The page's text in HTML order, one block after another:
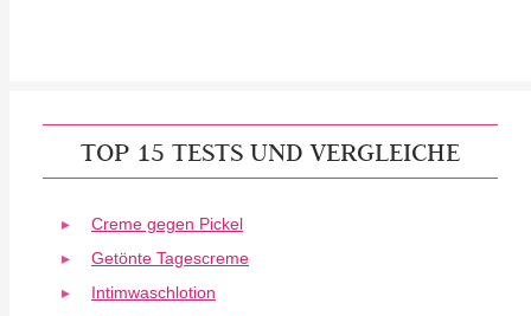
TOP 15 TESTS UND VERGLEICHE
Creme gegen Pickel
Getönte Tagescreme
Intimwaschlotion